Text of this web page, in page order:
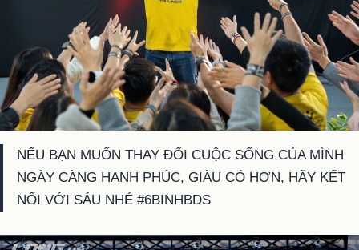
NẾU BẠN MUỐN THAY ĐỔI CUỘC SỐNG CỦA MÌNH
NGÀY CÀNG HẠNH PHÚC, GIÀU CÓ HƠN, HÃY KẾT
NỐI VỚI SÁU NHÉ #6BINHBDS